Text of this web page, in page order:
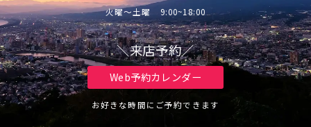
火曜～土曜 9:00~18:00
＼来店予約／
Web予約カレンダー
お好きな時間にご予約できます